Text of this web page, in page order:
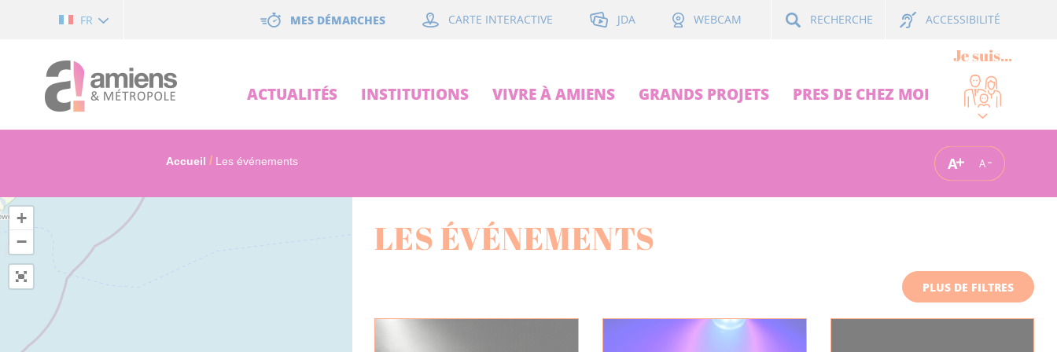
FR MES DÉMARCHES CARTE INTERACTIVE JDA WEBCAM RECHERCHE ACCESSIBILITÉ
ACTUALITÉS INSTITUTIONS VIVRE À AMIENS GRANDS PROJETS PRES DE CHEZ MOI
Je suis...
Accueil Les événements A A
+
−
LES ÉVÉNEMENTS
PLUS DE FILTRES